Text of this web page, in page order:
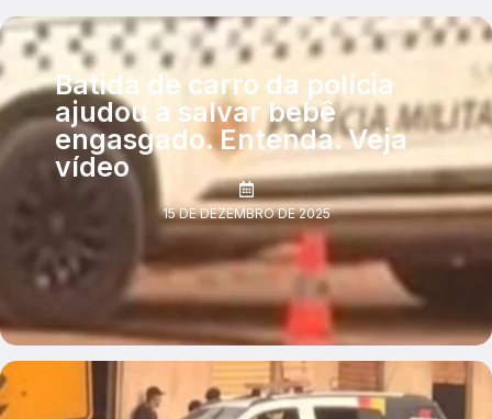
Batida de carro da polícia
ajudou a salvar bebê
engasgado. Entenda. Veja
vídeo
15 DE DEZEMBRO DE 2025